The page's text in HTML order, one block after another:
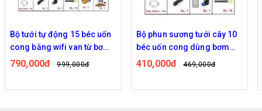
Bộ tưới tự động 15 béc uốn
cong bằng wifi van từ bơm
60w
790,000đ 999,000đ
Bộ phun sương tưới cây 10
béc uốn cong dùng bơm
60w
410,000đ 469,000đ